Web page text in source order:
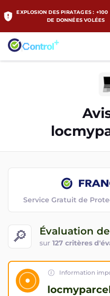
EXPLOSION DES PIRATAGES :
DE DONNÉES VOLÉES
🔎 Évaluation
sur 127 critères
Service Gratuit de
Information